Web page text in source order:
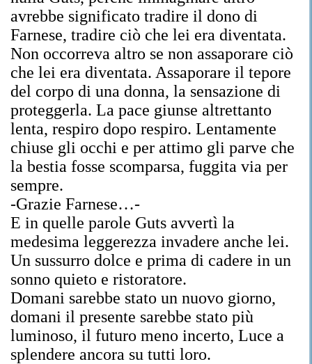
avrebbe significato tradire il dono di
Farnese, tradire ciò che lei era diventata.
Non occorreva altro se non assaporare ciò
che lei era diventata. Assaporare il tepore
del corpo di una donna, la sensazione di
proteggerla. La pace giunse altrettanto
lenta, respiro dopo respiro. Lentamente
chiuse gli occhi e per attimo gli parve che
la bestia fosse scomparsa, fuggita via per
sempre.
-Grazie Farnese…-
E in quelle parole Guts avvertì la
medesima leggerezza invadere anche lei.
Un sussurro dolce e prima di cadere in un
sonno quieto e ristoratore.
Domani sarebbe stato un nuovo giorno,
domani il presente sarebbe stato più
luminoso, il futuro meno incerto, Luce a
splendere ancora su tutti loro.